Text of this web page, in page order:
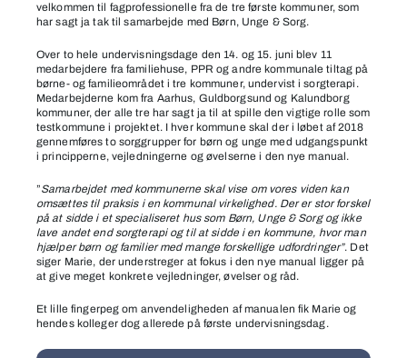
velkommen til fagprofessionelle fra de tre første kommuner, som
har sagt ja tak til samarbejde med Børn, Unge & Sorg.
Over to hele undervisningsdage den 14. og 15. juni blev 11
medarbejdere fra familiehuse, PPR og andre kommunale tiltag på
børne- og familieområdet i tre kommuner, undervist i sorgterapi.
Medarbejderne kom fra Aarhus, Guldborgsund og Kalundborg
kommuner, der alle tre har sagt ja til at spille den vigtige rolle som
testkommune i projektet. I hver kommune skal der i løbet af 2018
gennemføres to sorggrupper for børn og unge med udgangspunkt
i principperne, vejledningerne og øvelserne i den nye manual.
”Samarbejdet med kommunerne skal vise om vores viden kan
omsættes til praksis i en kommunal virkelighed. Der er stor forskel
på at sidde i et specialiseret hus som Børn, Unge & Sorg og ikke
lave andet end sorgterapi og til at sidde i en kommune, hvor man
hjælper børn og familier med mange forskellige udfordringer”. Det
siger Marie, der understreger at fokus i den nye manual ligger på
at give meget konkrete vejledninger, øvelser og råd.
Et lille fingerpeg om anvendeligheden af manualen fik Marie og
hendes kolleger dog allerede på første undervisningsdag.